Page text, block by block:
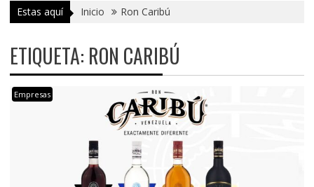
Estas aquí Inicio Ron Caribú
ETIQUETA: RON CARIBÚ
Empresas